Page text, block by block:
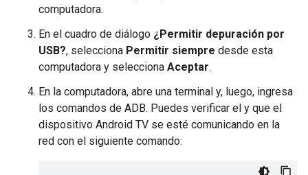
computadora.
En el cuadro de diálogo ¿Permitir depuración por
USB?, selecciona Permitir siempre desde esta
computadora y selecciona Aceptar.
En la computadora, abre una terminal y, luego, ingresa
los comandos de ADB. Puedes verificar el y que el
dispositivo Android TV se esté comunicando en la
red con el siguiente comando: